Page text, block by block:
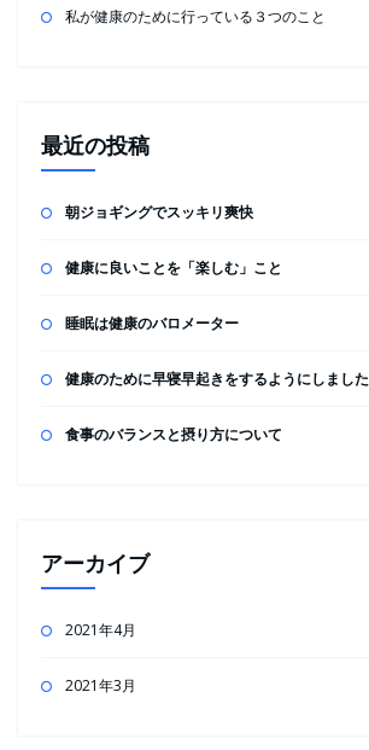
私が健康のために行っている３つのこと
最近の投稿
朝ジョギングでスッキリ爽快
健康に良いことを「楽しむ」こと
睡眠は健康のバロメーター
健康のために早寝早起きをするようにしました
食事のバランスと摂り方について
アーカイブ
2021年4月
2021年3月